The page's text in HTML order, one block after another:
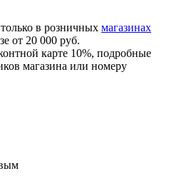
в розничных магазинах
от 20 000 руб.
карте 10%, подробные
магазина или номеру